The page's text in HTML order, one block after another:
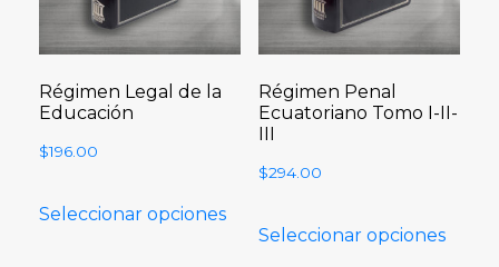
Régimen Legal de la
Educación
$196.00
Seleccionar opciones
Régimen Penal
Ecuatoriano Tomo I-II-
III
$294.00
Seleccionar opciones